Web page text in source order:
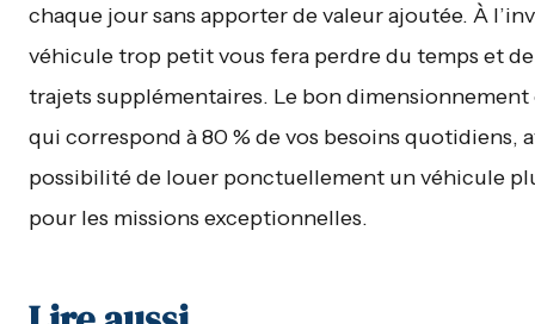
chaque jour sans apporter de valeur ajoutée. À
véhicule trop petit vous fera perdre du temps et de
trajets supplémentaires. Le bon dimensionnement
qui correspond à 80 % de vos besoins quotidiens,
possibilité de louer ponctuellement un véhicule
pour les missions exceptionnelles.